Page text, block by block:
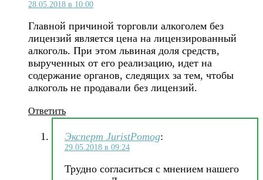
28.05.2018 в 10:00
Главной причиной торговли алкоголем без
лицензий является цена на лицензированный
алкоголь. При этом львиная доля средств,
вырученных от его реализацию, идет на
содержание органов, следящих за тем, чтобы
алкоголь не продавали без лицензий.
Ответить
Эксперт JuristPomog:
29.05.2018 в 09:24
Трудно согласиться с мнением нашего